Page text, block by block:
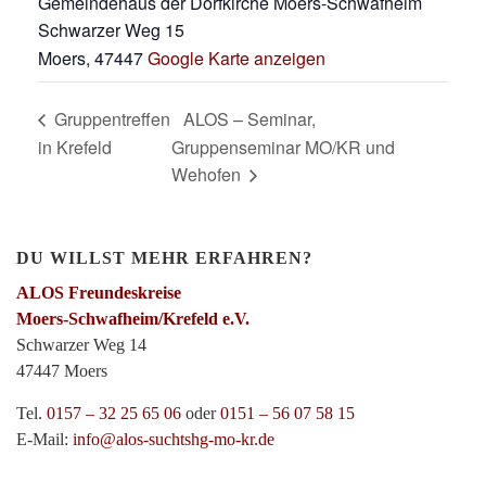
Schwarzer Weg 15
Moers, 47447Google Karte anzeigen
Gruppentreffen
in Krefeld
ALOS – Seminar,
Gruppenseminar MO/KR und
Wehofen
DU WILLST MEHR ERFAHREN?
ALOS Freundeskreise
Moers-Schwafheim/Krefeld e.V.
Schwarzer Weg 14
47447 Moers
Tel. 0157 – 32 25 65 06 oder0151 – 56 07 58 15
E-Mail: info@alos-suchtshg-mo-kr.de